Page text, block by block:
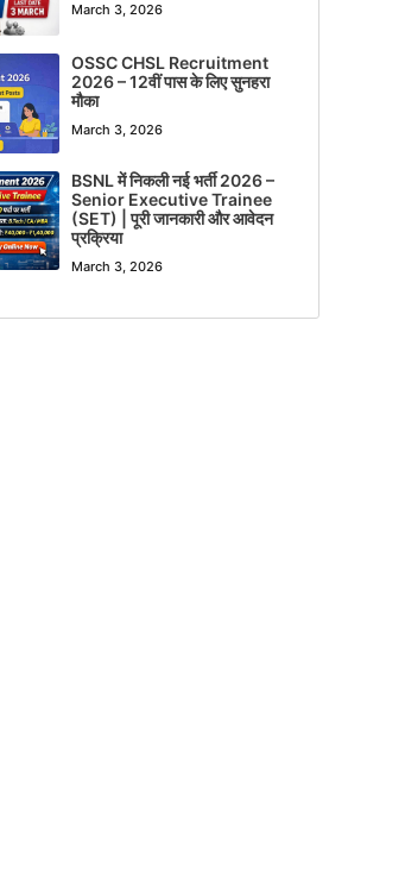
March 3, 2026
OSSC CHSL Recruitment
2026 – 12वीं पास के लिए सुनहरा
मौका
March 3, 2026
BSNL में निकली नई भर्ती 2026 –
Senior Executive Trainee
(SET) | पूरी जानकारी और आवेदन
प्रक्रिया
March 3, 2026